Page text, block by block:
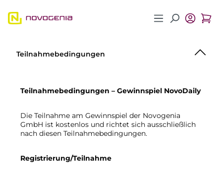
Zum Hauptinhalt springen
Teilnahmebedingungen
Teilnahmebedingungen – Gewinnspiel NovoDaily
Die Teilnahme am Gewinnspiel der Novogenia
GmbH ist kostenlos und richtet sich ausschließlich
nach diesen Teilnahmebedingungen.
Registrierung/Teilnahme